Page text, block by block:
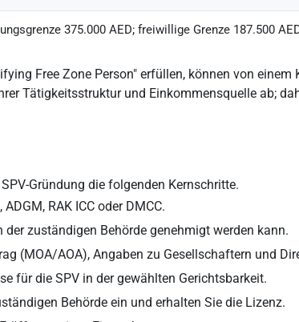
375.000 AED; freiwillige Grenze 187.500
Free Zone Person" erfüllen, können von
Tätigkeitsstruktur und Einkommensquelle ab;
Gründung die folgenden Kernschritte.
RAK ICC oder DMCC.
zuständigen Behörde genehmigt werden kann.
(MOA/AOA), Angaben zu Gesellschaftern und
für die SPV in der gewählten Gerichtsbarkeit.
Behörde ein und erhalten Sie die Lizenz.